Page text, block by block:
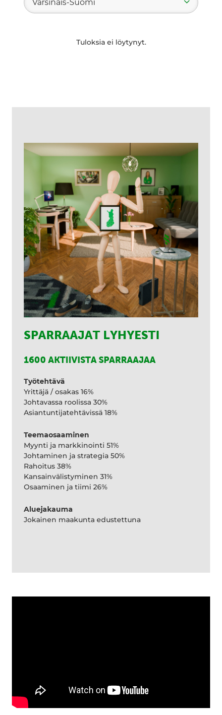
Varsinais-Suomi
Tuloksia ei löytynyt.
SPARRAAJAT LYHYESTI
1600 AKTIIVISTA SPARRAAJAA
Työtehtävä
Yrittäjä / osakas 16%
Johtavassa roolissa 30%
Asiantuntijatehtävissä 18%
Teemaosaaminen
Myynti ja markkinointi 51%
Johtaminen ja strategia 50%
Rahoitus 38%
Kansainvälistyminen 31%
Osaaminen ja tiimi 26%
Aluejakauma
Jokainen maakunta edustettuna